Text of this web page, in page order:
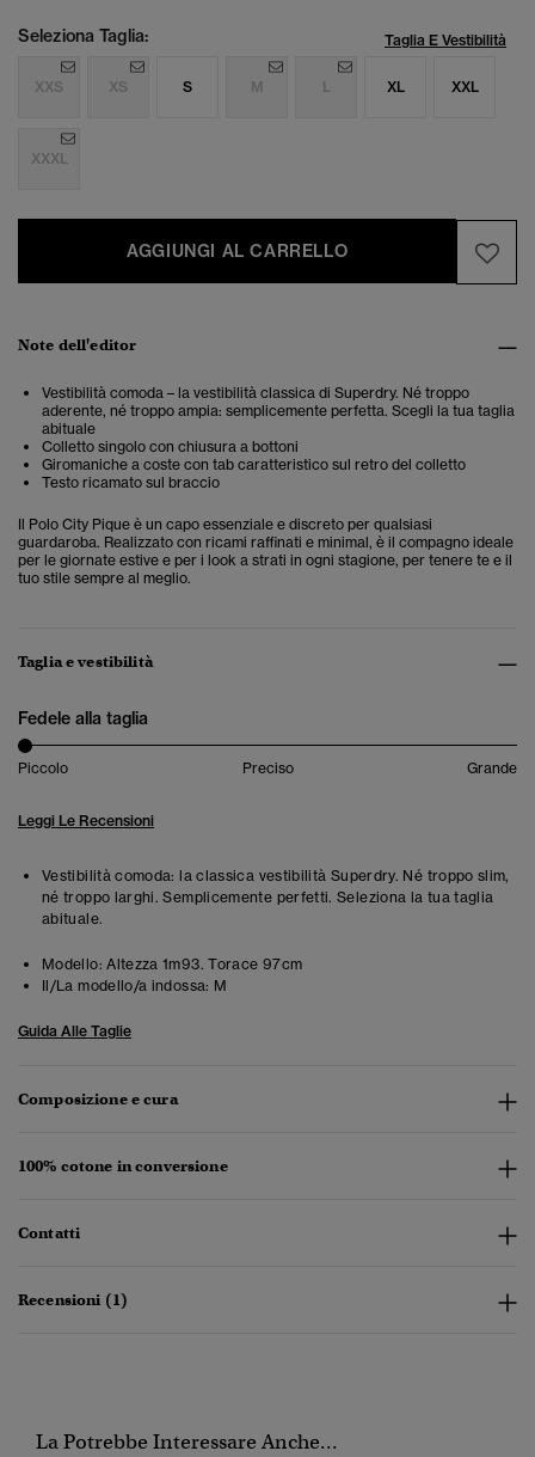
Seleziona Taglia: Taglia E Vestibilità
XXS XS S M L XL XXL
XXXL
AGGIUNGI AL CARRELLO
Note dell'editor
Vestibilità comoda – la vestibilità classica di Superdry. Né troppo
aderente, né troppo ampia: semplicemente perfetta. Scegli la tua taglia
abituale
Colletto singolo con chiusura a bottoni
Giromaniche a coste con tab caratteristico sul retro del colletto
Testo ricamato sul braccio
Il Polo City Pique è un capo essenziale e discreto per qualsiasi
guardaroba. Realizzato con ricami raffinati e minimal, è il compagno ideale
per le giornate estive e per i look a strati in ogni stagione, per tenere te e il
tuo stile sempre al meglio.
Taglia e vestibilità
Fedele alla taglia
Piccolo Preciso Grande
Leggi Le Recensioni
Vestibilità comoda: la classica vestibilità Superdry. Né troppo slim,
né troppo larghi. Semplicemente perfetti. Seleziona la tua taglia
abituale.
Modello: Altezza 1m93. Torace 97cm
Il/La modello/a indossa: M
Guida Alle Taglie
Composizione e cura
100% cotone in conversione
Contatti
Recensioni (1)
La Potrebbe Interessare Anche...